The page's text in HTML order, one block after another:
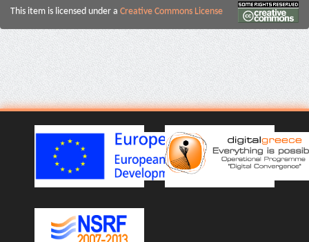
This item is licensed under a Creative Commons License